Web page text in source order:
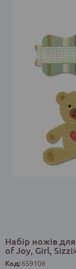
Набір ножів
of Joy, Girl,
Код: 659106